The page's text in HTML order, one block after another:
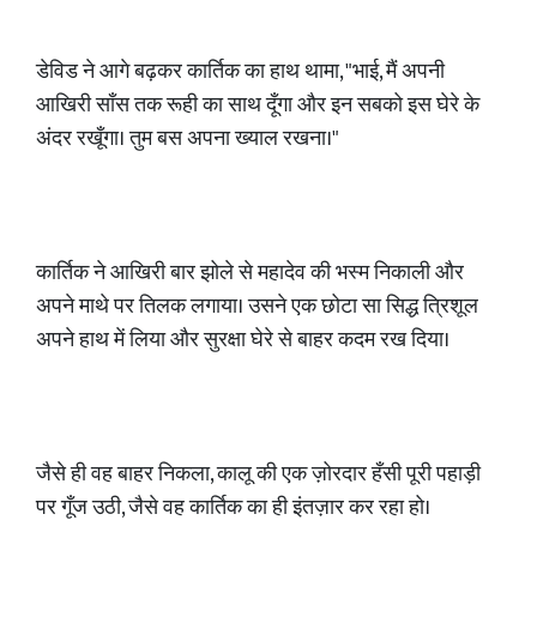
डेविड ने आगे बढ़कर कार्तिक का हाथ थामा, "भाई, मैं अपनी
आखिरी साँस तक रूही का साथ दूँगा और इन सबको इस घेरे के
अंदर रखूँगा। तुम बस अपना ख्याल रखना।"
कार्तिक ने आखिरी बार झोले से महादेव की भस्म निकाली और
अपने माथे पर तिलक लगाया। उसने एक छोटा सा सिद्ध त्रिशूल
अपने हाथ में लिया और सुरक्षा घेरे से बाहर कदम रख दिया।
जैसे ही वह बाहर निकला, कालू की एक ज़ोरदार हँसी पूरी पहाड़ी
पर गूँज उठी, जैसे वह कार्तिक का ही इंतज़ार कर रहा हो।